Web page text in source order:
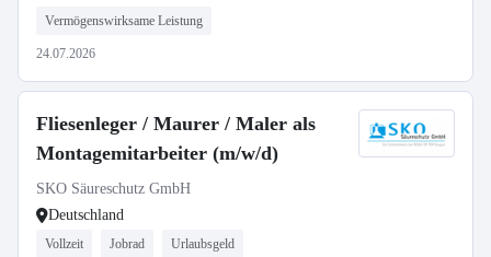
Vermögenswirksame Leistung
24.07.2026
Fliesenleger / Maurer / Maler als
Montagemitarbeiter (m/w/d)
SKO Säureschutz GmbH
Deutschland
Vollzeit Jobrad Urlaubsgeld